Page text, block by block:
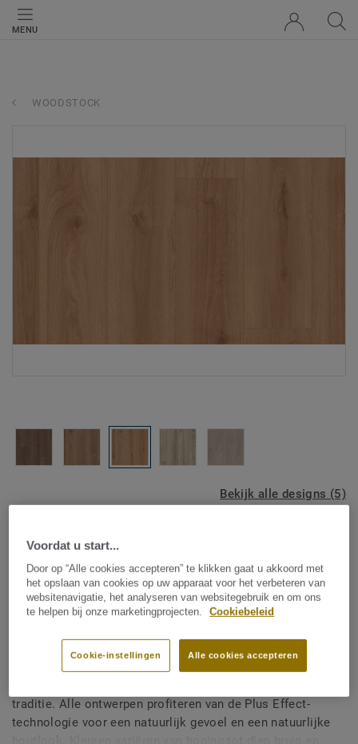
MENU
WOODSTOCK
Bekijk alle designs (5)
Laminaat
WOODSTOCK - Brook Oak
NATURE
traditie. Alle ontwerpen profiteren van de Plus Effect-
technologie voor een natuurlijk gevoel en een natuurlijke
Voordat u start...
Door op “Alle cookies accepteren” te klikken gaat u akkoord met
het opslaan van cookies op uw apparaat voor het verbeteren van
websitenavigatie, het analyseren van websitegebruik en om ons
te helpen bij onze marketingprojecten.
Cookiebeleid
Alle cookies accepteren
Cookie-instellingen